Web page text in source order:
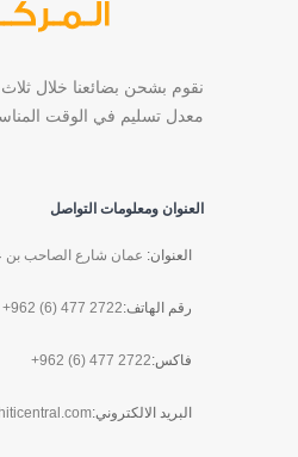
معدل تسليم في الوقت
العنوان ومعلومات التواصل
العنوان: عمان شارع الصاحب بن
رقم الهاتف:+962 (6) 477 2722
فاكس:+962 (6) 477 2722
البريد الالكتروني: